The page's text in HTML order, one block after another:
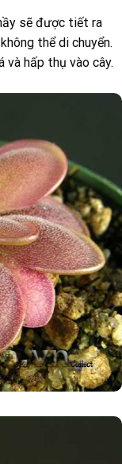
sẽ được tiết ra
thể di chuyển.
hấp thụ vào cây.